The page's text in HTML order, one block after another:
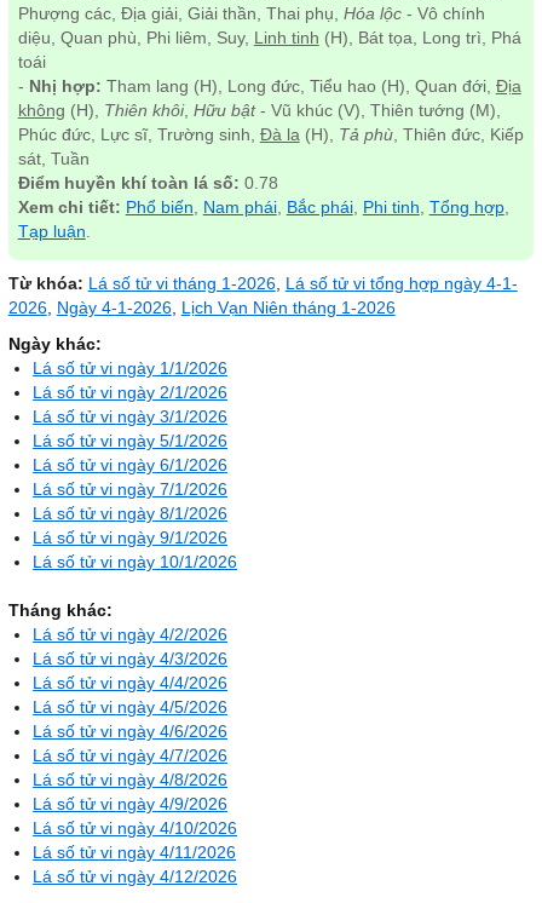
Phượng các, Địa giải, Giải thần, Thai phụ, Hóa lộc- Vô chính
diệu, Quan phù, Phi liêm, Suy, Linh tinh (H), Bát tọa, Long trì, Phá
toái
- Nhị hợp: Tham lang (H), Long đức, Tiểu hao (H), Quan đới, Địa
không (H), Thiên khôi, Hữu bật- Vũ khúc (V), Thiên tướng (M),
Phúc đức, Lực sĩ, Trường sinh, Đà la(H), Tả phù, Thiên đức, Kiếp
sát, Tuần
Điểm huyền khí toàn lá số: 0.78
Xem chi tiết: Phổ biến, Nam phái, Bắc phái, Phi tinh, Tổng hợp,
Tạp luận.
Từ khóa: Lá số tử vi tháng 1-2026,
Lá số tử vi tổng hợp ngày 4-1-
2026, Ngày 4-1-2026,
Lịch Vạn Niên tháng 1-2026
Ngày khác:
Lá số tử vi ngày 1/1/2026
Lá số tử vi ngày 2/1/2026
Lá số tử vi ngày 3/1/2026
Lá số tử vi ngày 5/1/2026
Lá số tử vi ngày 6/1/2026
Lá số tử vi ngày 7/1/2026
Lá số tử vi ngày 8/1/2026
Lá số tử vi ngày 9/1/2026
Lá số tử vi ngày 10/1/2026
Tháng khác:
Lá số tử vi ngày 4/2/2026
Lá số tử vi ngày 4/3/2026
Lá số tử vi ngày 4/4/2026
Lá số tử vi ngày 4/5/2026
Lá số tử vi ngày 4/6/2026
Lá số tử vi ngày 4/7/2026
Lá số tử vi ngày 4/8/2026
Lá số tử vi ngày 4/9/2026
Lá số tử vi ngày 4/10/2026
Lá số tử vi ngày 4/11/2026
Lá số tử vi ngày 4/12/2026